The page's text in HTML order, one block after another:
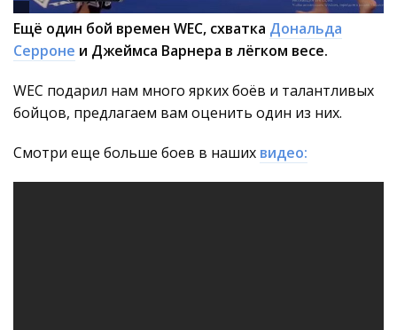
Ещё один бой времен WEC, схватка Дональда
Серроне и Джеймса Варнера в лёгком весе.
WEC подарил нам много ярких боёв и талантливых
бойцов, предлагаем вам оценить один из них.
Смотри еще больше боев в наших видео: